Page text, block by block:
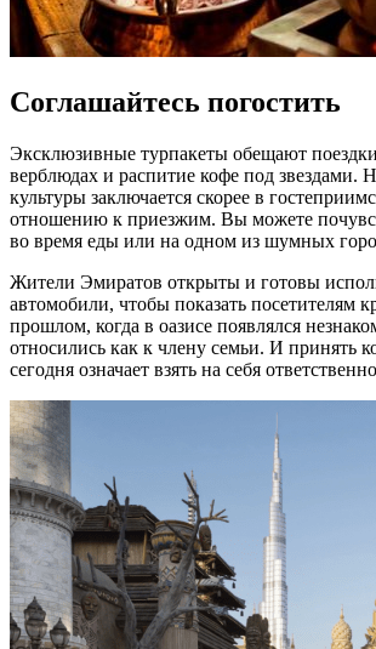
Соглашайтесь погостить
Эксклюзивные турпакеты обещают
верблюдах и распитие кофе под звездами.
культуры заключается скорее в
отношению к приезжим. Вы можете
во время еды или на одном из шумных
Жители Эмиратов открыты и готовы
автомобили, чтобы показать посетителям
прошлом, когда в оазисе появлялся
относились как к члену семьи. И принять
сегодня означает взять на себя